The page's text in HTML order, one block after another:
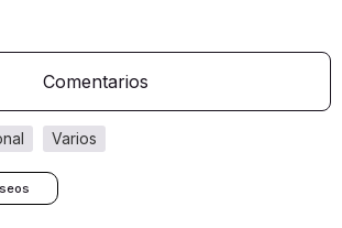
Comentarios
varios